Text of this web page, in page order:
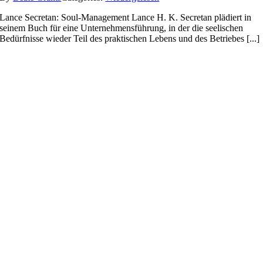
Lance Secretan: Soul-Management Lance H. K. Secretan plädiert in
seinem Buch für eine Unternehmensführung, in der die seelischen
Bedürfnisse wieder Teil des praktischen Lebens und des Betriebes [...]